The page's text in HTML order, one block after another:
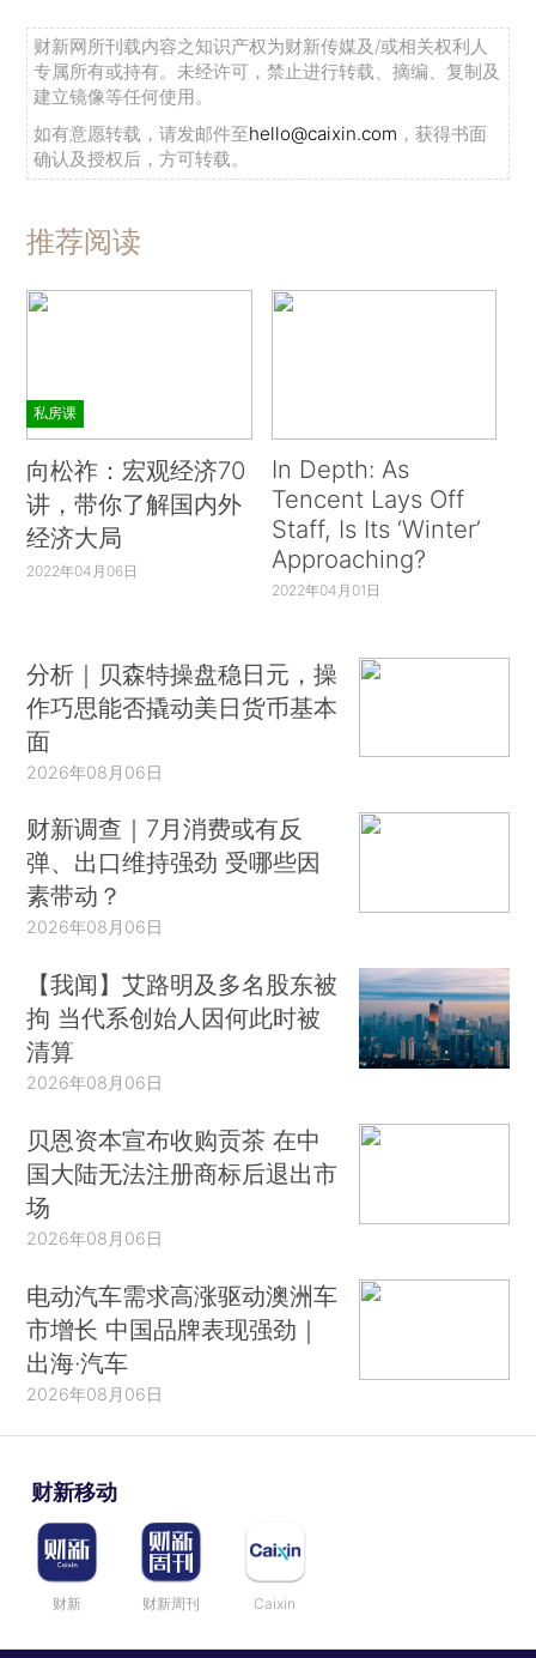
财新网所刊载内容之知识产权为财新传媒及/或相关权利人
专属所有或持有。未经许可，禁止进行转载、摘编、复制及
建立镜像等任何使用。
如有意愿转载，请发邮件至hello@caixin.com ，获得书面
确认及授权后，方可转载。
推荐阅读
私房课
向松祚：宏观经济70
讲，带你了解国内外
经济大局
2022年04月06日
In Depth: As
Tencent Lays Off
Staff, Is Its ‘Winter’
Approaching?
2022年04月01日
分析｜贝森特操盘稳日元，操
作巧思能否撬动美日货币基本
面
2026年08月06日
财新调查｜7月消费或有反
弹、出口维持强劲 受哪些因
素带动？
2026年08月06日
【我闻】艾路明及多名股东被
拘 当代系创始人因何此时被
清算
2026年08月06日
贝恩资本宣布收购贡茶 在中
国大陆无法注册商标后退出市
场
2026年08月06日
电动汽车需求高涨驱动澳洲车
市增长 中国品牌表现强劲｜
出海·汽车
2026年08月06日
财新移动
财新 财新周刊 Caixin